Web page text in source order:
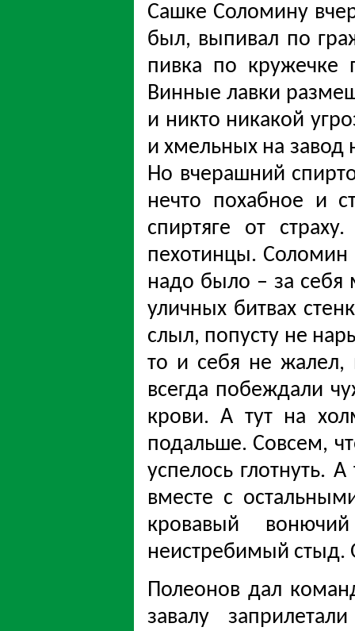
Сашке Соломину
был, выпивал по
пивка по кружечке
Винные лавки
и никто никакой
и хмельных на завод
Но вчерашний
нечто похабное и
спиртяге от
пехотинцы. Соломин
надо было – за себя
уличных битвах
слыл, попусту не
то и себя не жалел,
всегда побеждали
крови. А тут на
подальше. Совсем,
успелось глотнуть.
вместе с
кровавый
неистребимый стыд.
Полеонов дал
завалу